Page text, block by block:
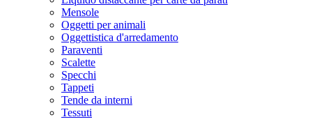
Mensole
Oggetti per animali
Oggettistica d'arredamento
Paraventi
Scalette
Specchi
Tappeti
Tende da interni
Tessuti